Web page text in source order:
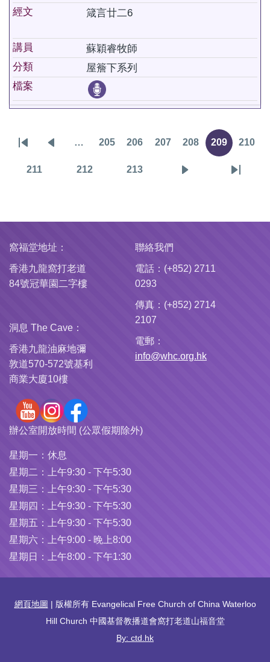
經文
箴言廿二6
講員
蘇穎睿牧師
分類
屋簷下系列
檔案
Pagination
page
… 205
面
206 207 208
目
209 210
211 212 213
Last
窩福堂地址：
香港九龍窩打老道
84號冠華園二字樓
洞息 The Cave：
香港九龍油麻地彌
敦道570-572號基利
商業大廈10樓
聯絡我們
電話：(+852) 2711
0293
傳真：(+852) 2714
2107
電郵：
info@whc.org.hk
辦公室開放時間 (公眾假期除外)
星期一： 休息
星期二：
上午9:30 - 下午5:30
星期三：
上午9:30 - 下午5:30
星期四：
上午9:30 - 下午5:30
星期五：
上午9:30 - 下午5:30
星期六：
上午9:00 - 晚上8:00
星期日：
上午8:00 - 下午1:30
網頁地圖 | 版權所有 Evangelical Free Church of China Waterloo
Hill Church 中國基督教播道會窩打老道山福音堂
By: ctd.hk